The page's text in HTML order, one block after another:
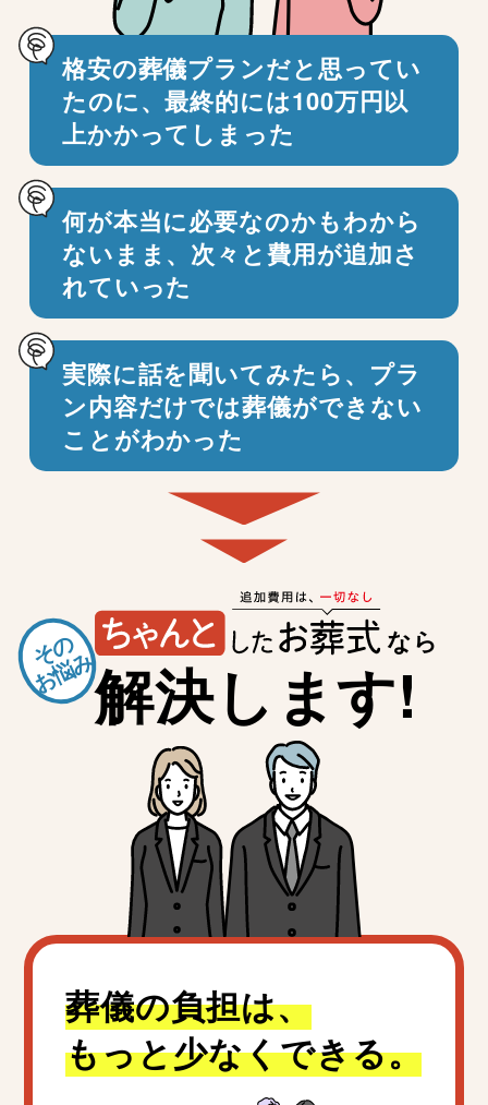
格安の葬儀プランだと思ってい
たのに、最終的には100万円以
上かかってしまった
何が本当に必要なのかもわから
ないまま、 次々と費用が追加さ
れていった
実際に話を聞いてみたら、プラ
ン内容だけでは葬儀ができない
ことがわかった
その
お悩み
なら
解決します!
葬儀の負担は、
もっと少なくできる。